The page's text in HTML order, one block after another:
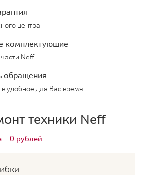
центра
комплектующие
Neff
обращения
удобное для Вас время
техники Neff
— 0 рублей